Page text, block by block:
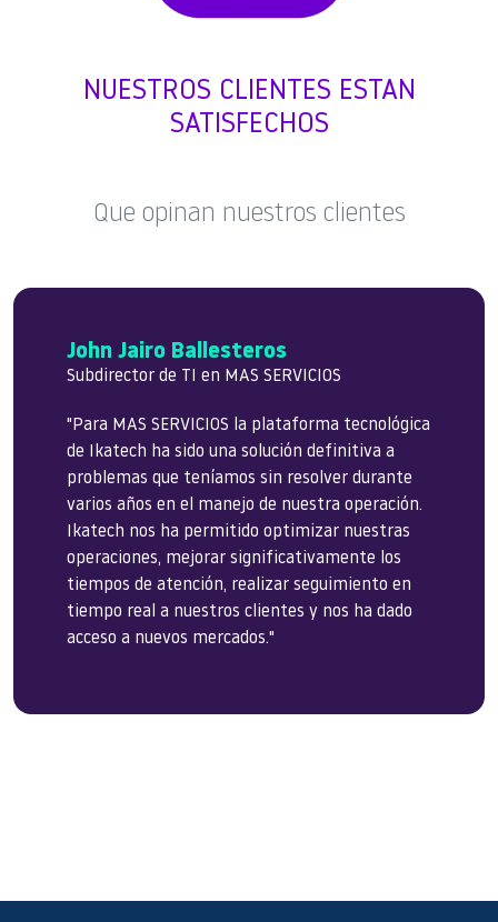
NUESTROS CLIENTES ESTAN
SATISFECHOS
Que opinan nuestros clientes
María Caravia
COO en Voccare Global Solutions Center
John Jairo Ballesteros
Subdirector de TI en MAS SERVICIOS
"Para MAS SERVICIOS la plataforma tecnológica
de Ikatech ha sido una solución definitiva a
problemas que teníamos sin resolver durante
varios años en el manejo de nuestra operación.
Ikatech nos ha permitido optimizar nuestras
operaciones, mejorar significativamente los
tiempos de atención, realizar seguimiento en
tiempo real a nuestros clientes y nos ha dado
acceso a nuevos mercados."
Carlos Maya
Presidente ejecutivo Addiuva.
Atrio Seguros
HighTech